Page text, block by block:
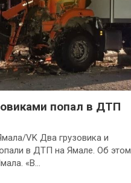
попал в ДТП
VK Два грузовика и
в ДТП на Ямале. Об этом
«В…